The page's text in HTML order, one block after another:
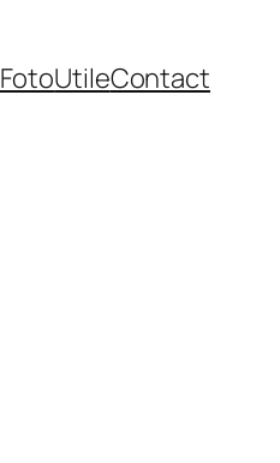
FotoUtileContact